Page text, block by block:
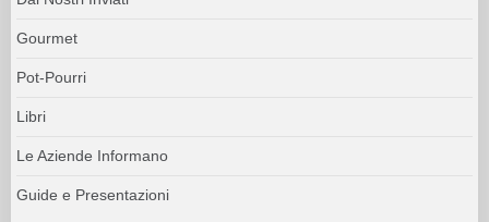
Gourmet
Pot-Pourri
Libri
Le Aziende Informano
Guide e Presentazioni